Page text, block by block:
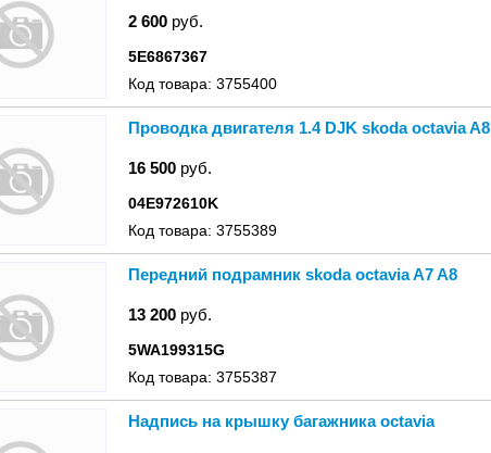
2 600 руб.
5E6867367
Код товара: 3755400
Проводка двигателя 1.4 DJK skoda octavia A8
16 500 руб.
04E972610K
Код товара: 3755389
Передний подрамник skoda octavia A7 A8
13 200 руб.
5WA199315G
Код товара: 3755387
Надпись на крышку багажника octavia